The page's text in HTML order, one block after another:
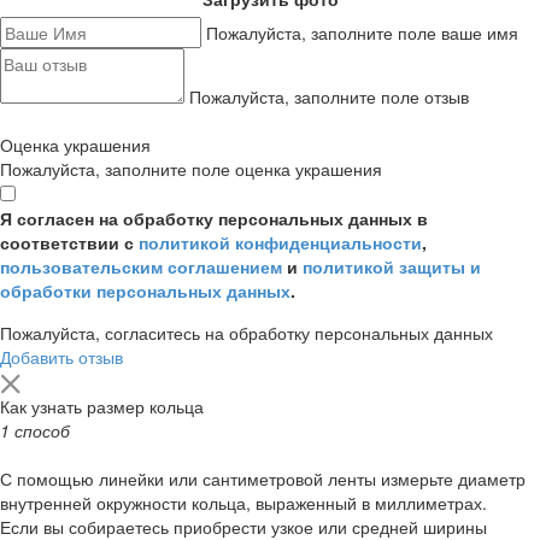
Пожалуйста, заполните поле ваше имя
Пожалуйста, заполните поле отзыв
Оценка украшения
Пожалуйста, заполните поле оценка украшения
Я согласен на обработку персональных данных в
соответствии с политикой конфиденциальности,
пользовательским соглашением и политикой защиты и
обработки персональных данных.
Пожалуйста, согласитесь на обработку персональных данных
Добавить отзыв
Как узнать размер кольца
1 способ
С помощью линейки или сантиметровой ленты измерьте диаметр
внутренней окружности кольца, выраженный в миллиметрах.
Если вы собираетесь приобрести узкое или средней ширины